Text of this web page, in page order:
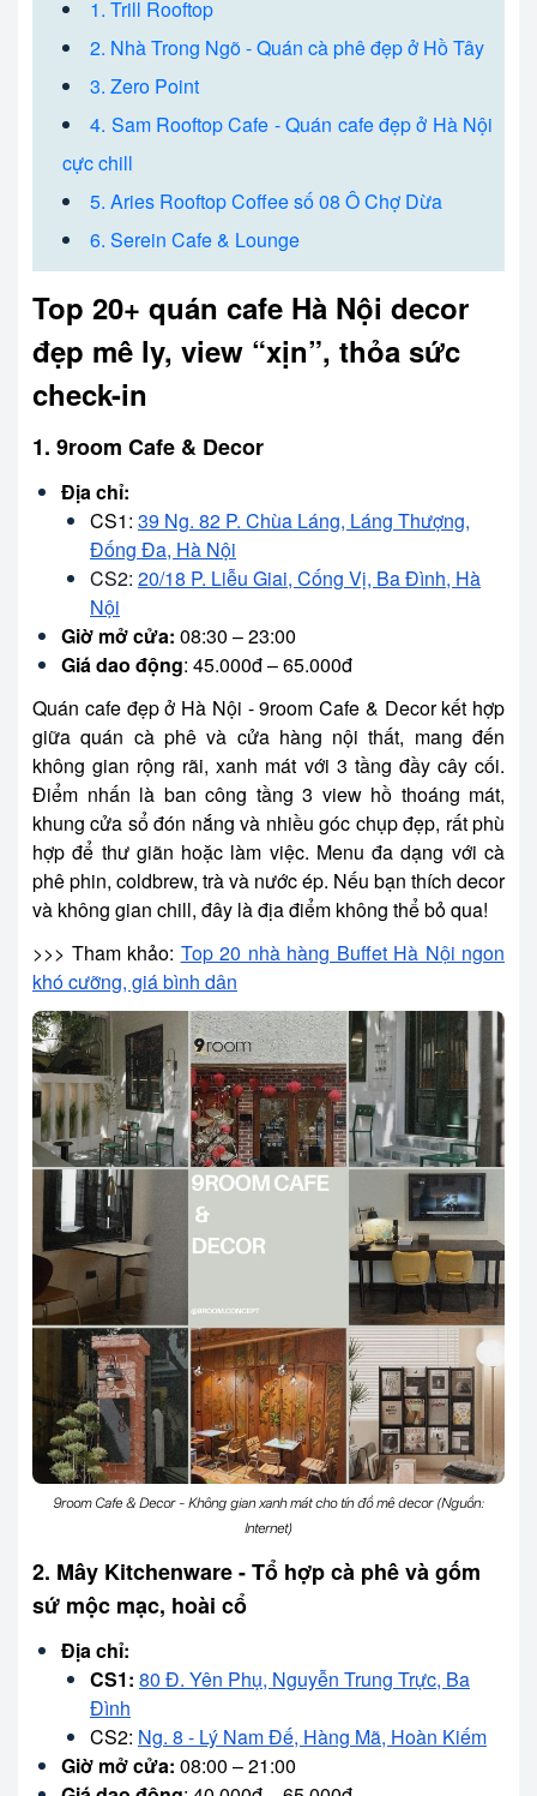
1. Trill Rooftop
2. Nhà Trong Ngõ - Quán cà phê đẹp ở Hồ Tây
3. Zero Point
4. Sam Rooftop Cafe - Quán cafe đẹp ở Hà Nội
cực chill
5. Aries Rooftop Coffee số 08 Ô Chợ Dừa
6. Serein Cafe & Lounge
Top 20+ quán cafe Hà Nội decor
đẹp mê ly, view “xịn”, thỏa sức
check-in
1. 9room Cafe & Decor
Địa chỉ:
CS1: 39 Ng. 82 P. Chùa Láng, Láng Thượng,
Đống Đa, Hà Nội
CS2: 20/18 P. Liễu Giai, Cống Vị, Ba Đình, Hà
Nội
Giờ mở cửa: 08:30 – 23:00
Giá dao động: 45.000đ – 65.000đ
Quán cafe đẹp ở Hà Nội - 9room Cafe & Decor kết hợp
giữa quán cà phê và cửa hàng nội thất, mang đến
không gian rộng rãi, xanh mát với 3 tầng đầy cây cối.
Điểm nhấn là ban công tầng 3 view hồ thoáng mát,
khung cửa sổ đón nắng và nhiều góc chụp đẹp, rất phù
hợp để thư giãn hoặc làm việc. Menu đa dạng với cà
phê phin, coldbrew, trà và nước ép. Nếu bạn thích decor
và không gian chill, đây là địa điểm không thể bỏ qua!
>>> Tham khảo: Top 20 nhà hàng Buffet Hà Nội ngon
khó cưỡng, giá bình dân
9room Cafe & Decor - Không gian xanh mát cho tín đồ mê decor (Nguồn:
Internet)
2. Mây Kitchenware - Tổ hợp cà phê và gốm
sứ mộc mạc, hoài cổ
Địa chỉ:
CS1: 80 Đ. Yên Phụ, Nguyễn Trung Trực, Ba
Đình
CS2: Ng. 8 - Lý Nam Đế, Hàng Mã, Hoàn Kiếm
Giờ mở cửa: 08:00 – 21:00